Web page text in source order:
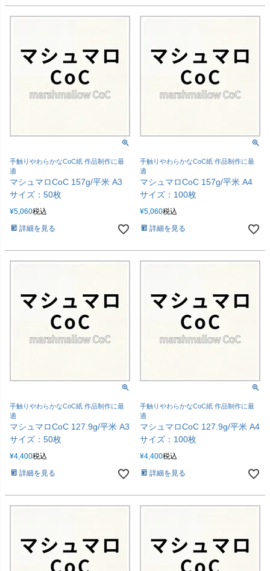
手触りやわらかなCoC紙 作品制作に最
適
マシュマロCoC 157g/平米 A3
サイズ：50枚
¥5,060税込
詳細を見る
手触りやわらかなCoC紙 作品制作に最
適
マシュマロCoC 157g/平米 A4
サイズ：100枚
¥5,060税込
詳細を見る
手触りやわらかなCoC紙 作品制作に最
適
マシュマロCoC 127.9g/平米 A3
サイズ：50枚
¥4,400税込
詳細を見る
手触りやわらかなCoC紙 作品制作に最
適
マシュマロCoC 127.9g/平米 A4
サイズ：100枚
¥4,400税込
詳細を見る